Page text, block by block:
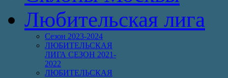
Любительская лига
Сезон 2023-2024
ЛЮБИТЕЛЬСКАЯ
ЛИГА СЕЗОН 2021-
2022
ЛЮБИТЕЛЬСКАЯ